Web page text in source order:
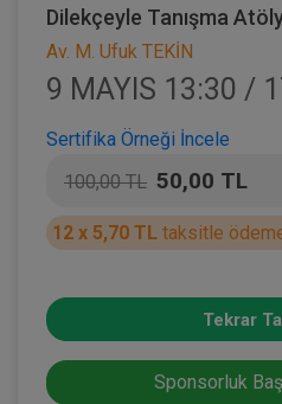
Dilekçeyle Tanışma
Av. M. Ufuk TEKİN
9 MAYIS 13:30 /
Sertifika Örneği İncele
100,00 TL 50,00 TL
12 x 5,70 TL taksitle
Tekrar
Sponsorluk